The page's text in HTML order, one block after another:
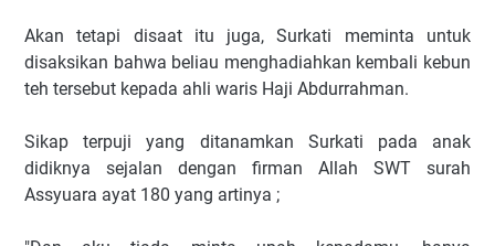
Akan tetapi disaat itu juga, Surkati meminta untuk
disaksikan bahwa beliau menghadiahkan kembali kebun
teh tersebut kepada ahli waris Haji Abdurrahman.
Sikap terpuji yang ditanamkan Surkati pada anak
didiknya sejalan dengan firman Allah SWT surah
Assyuara ayat 180 yang artinya ;